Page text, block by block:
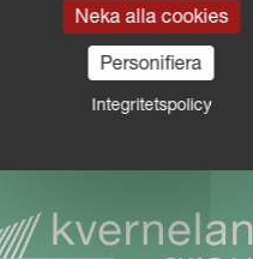
HITTA ÅTERFÖRSÄLJARE
Neka alla cookies
Personifiera
Integritetspolicy